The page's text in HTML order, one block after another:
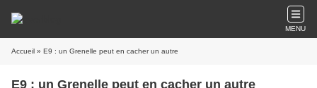
MENU
Accueil » E9 : un Grenelle peut en cacher un autre
E9 : un Grenelle peut en cacher un autre